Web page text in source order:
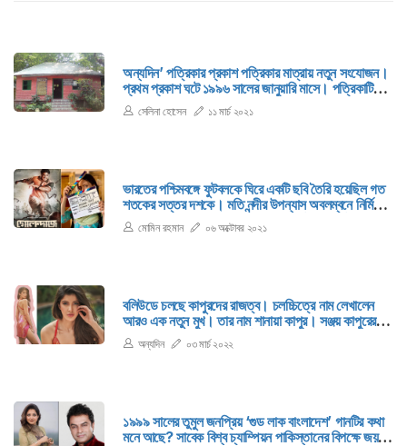
অন্যদিন’ পত্রিকার প্রকাশ পত্রিকার মাত্রায় নতুন সংযোজন।
প্রথম প্রকাশ ঘটে ১৯৯৬ সালের জানুয়ারি মাসে। পত্রিকাটি
হাতে পেয়ে মুগ্ধ হয়েছিলাম। মনে হয়েছিল নতুন পত্রিকার এই
সংযোজন বাংলাদেশের সামাজিকমাত্রার পরিসর বাড়াবে। পরের
সেলিনা হোসেন ১১ মার্চ ২০২১
ভারতের পশ্চিমবঙ্গে ফুটবলকে ঘিরে একটি ছবি তৈরি হয়েছিল গত
শতকের সত্তর দশকে। মতি নন্দীর উপন্যাস অবলম্বনে নির্মিত
এই ‘স্ট্রাইকার’ ছবির পরিচালক ছিলেন অর্চন চক্রবর্তী। আর
নায়কের ভূমিকায় ছিলেন শমিত ভঞ্জ।
মোমিন রহমান ০৬ অক্টোবর ২০২১
বলিউডে চলছে কাপুরদের রাজত্ব। চলচ্চিত্রে নাম লেখালেন
আরও এক নতুন মুখ। তার নাম শানায়া কাপুর। সঞ্জয় কাপুরের
এই কন্যার অভিষেক হচ্ছে ধর্মা প্রডাকশনের মাধ্যমে, করণ
জোহরের হাত ধরে। ছবির নাম ‘বেধড়ক’।
অন্যদিন ০৩ মার্চ ২০২২
১৯৯৯ সালের তুমুল জনপ্রিয় ‘গুড লাক বাংলাদেশ’ গানটির কথা
মনে আছে? সাবেক বিশ্ব চ্যাম্পিয়ন পাকিস্তানের বিপক্ষে জয়